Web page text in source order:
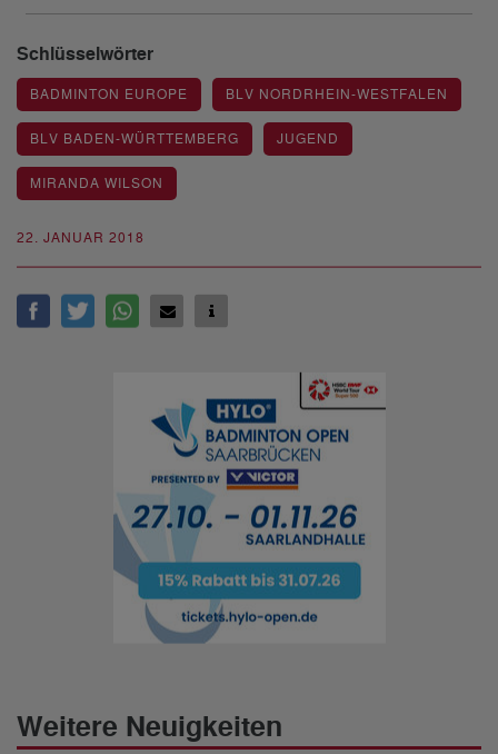
22. JANUAR 2018
Schlüsselwörter
BADMINTON EUROPE BLV NORDRHEIN-WESTFALEN
BLV BADEN-WÜRTTEMBERG JUGEND
MIRANDA WILSON
Weitere Neuigkeiten